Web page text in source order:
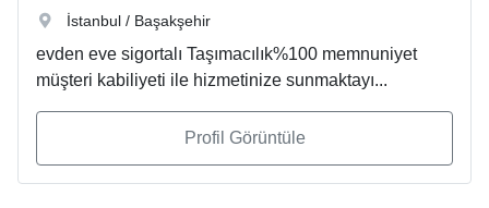
İstanbul / Başakşehir
evden eve sigortalı Taşımacılık%100 memnuniyet
müşteri kabiliyeti ile hizmetinize sunmaktayı...
Profil Görüntüle